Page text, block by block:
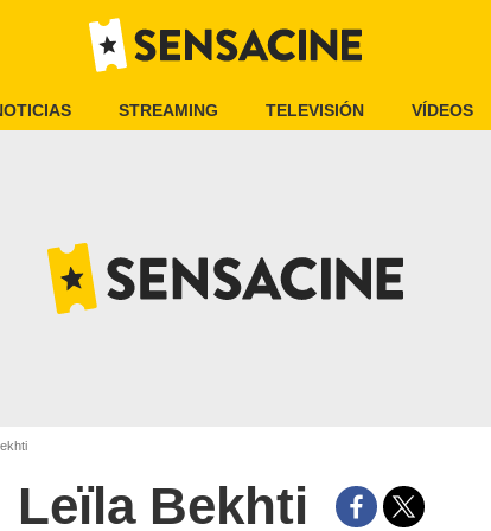
STREAMING TELEVISIÓN VÍDEOS
Leïla Bekhti